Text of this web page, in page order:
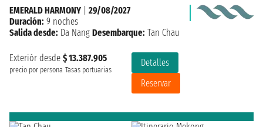
Exteriór desde $ 13.387.905
precio por persona Tasas portuarias
Detalles
Reservar
EMERALD HARMONY
29/08/2027
Duración: 9 noches
Salida desde: Da Nang Desembarque: Tan Chau